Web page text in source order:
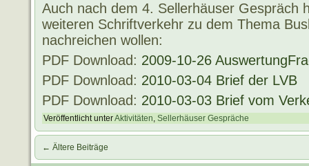
Auch nach dem 4. Sellerhäuser Gespräch
weiteren Schriftverkehr zu dem Thema
nachreichen wollen:
PDF Download: 2009-10-26
PDF Download: 2010-03-04 Brief der LVB
PDF Download: 2010-03-03 Brief vom
Veröffentlicht unterAktivitäten, Sellerhäuser Gespräche
← Ältere Beiträge